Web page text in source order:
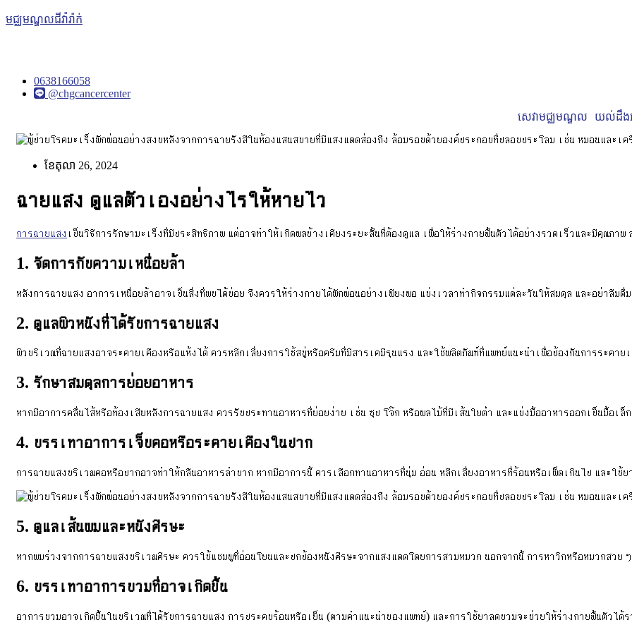
មជ្ឈមណ្ឌលជីវ៉ារ៉ាក់
0638166058
@chgcancercenter
សេវាមជ្ឈមណ្ឌល
យល់ដឹង
ខែ​តុលា 26, 2024
ฉายแสง ดูแลตัวเองอย่างไรให้หายไว
การฉายแสง เป็นวิธีการรักษามะเร็งที่มีประสิทธิภาพ แต่อาจทำให้เกิดผลข้างเคียงระยะสั้นที่ต้องดูแล เพื่อให้ร่างกายฟื้นตัวได้อย่างรวดเร็วและมีคุณภา
1. จัดการกับความเหนื่อยล้า
หลังการฉายแสง อาการเหนื่อยล้าอาจเป็นสิ่งที่พบได้บ่อย จึงควรให้ร่างกายได้พักผ่อนอย่างเพียงพอ แบ่งเวลาทำกิจกรรมแต่ละวันให้สมดุล และอย่าลืม
2. ดูแลผิวหนังที่ได้รับการฉายแสง
ผิวบริเวณที่ฉายแสงอาจระคายเคืองหรือแห้งได้ ควรหลีกเลี่ยงการใช้สบู่หรือครีมที่มีสารเคมีรุนแรง และใช้ผลิตภัณฑ์ที่แพทย์แนะนำเพื่อป้องกันการระคา
3. รักษาสมดุลการย่อยอาหาร
หากมีอาการคลื่นไส้หรือท้องเสียหลังการฉายแสง ควรรับประทานอาหารที่ย่อยง่าย เช่น ซุป โจ๊ก หรือผลไม้ที่มีเส้นใยต่ำ และแบ่งมื้ออาหารออกเป็นมื้อเล็
4. บรรเทาอาการเจ็บคอหรือระคายเคืองในปาก
การฉายแสงบริเวณคอหรือปากอาจทำให้กลืนอาหารลำบาก หากมีอาการนี้ ควรเลือกทานอาหารที่นุ่ม อ่อน หลีกเลี่ยงอาหารที่ร้อนหรือเผ็ดเกินไป และใช้
5. ดูแลเส้นผมและหนังศีรษะ
หากผมร่วงจากการฉายแสงบริเวณศีรษะ ควรใช้แชมพูที่อ่อนโยนและปกป้องหนังศีรษะจากแสงแดดโดยการสวมหมวก นอกจากนี้ การหาวิกหรือหมวกสวย
6. บรรเทาอาการบวมที่อาจเกิดขึ้น
อาการบวมอาจเกิดขึ้นในบริเวณที่ได้รับการฉายแสง การประคบร้อนหรือเย็น (ตามคำแนะนำของแพทย์) และการใช้ยาลดบวมจะช่วยให้ร่างกายฟื้นตัวได้ร